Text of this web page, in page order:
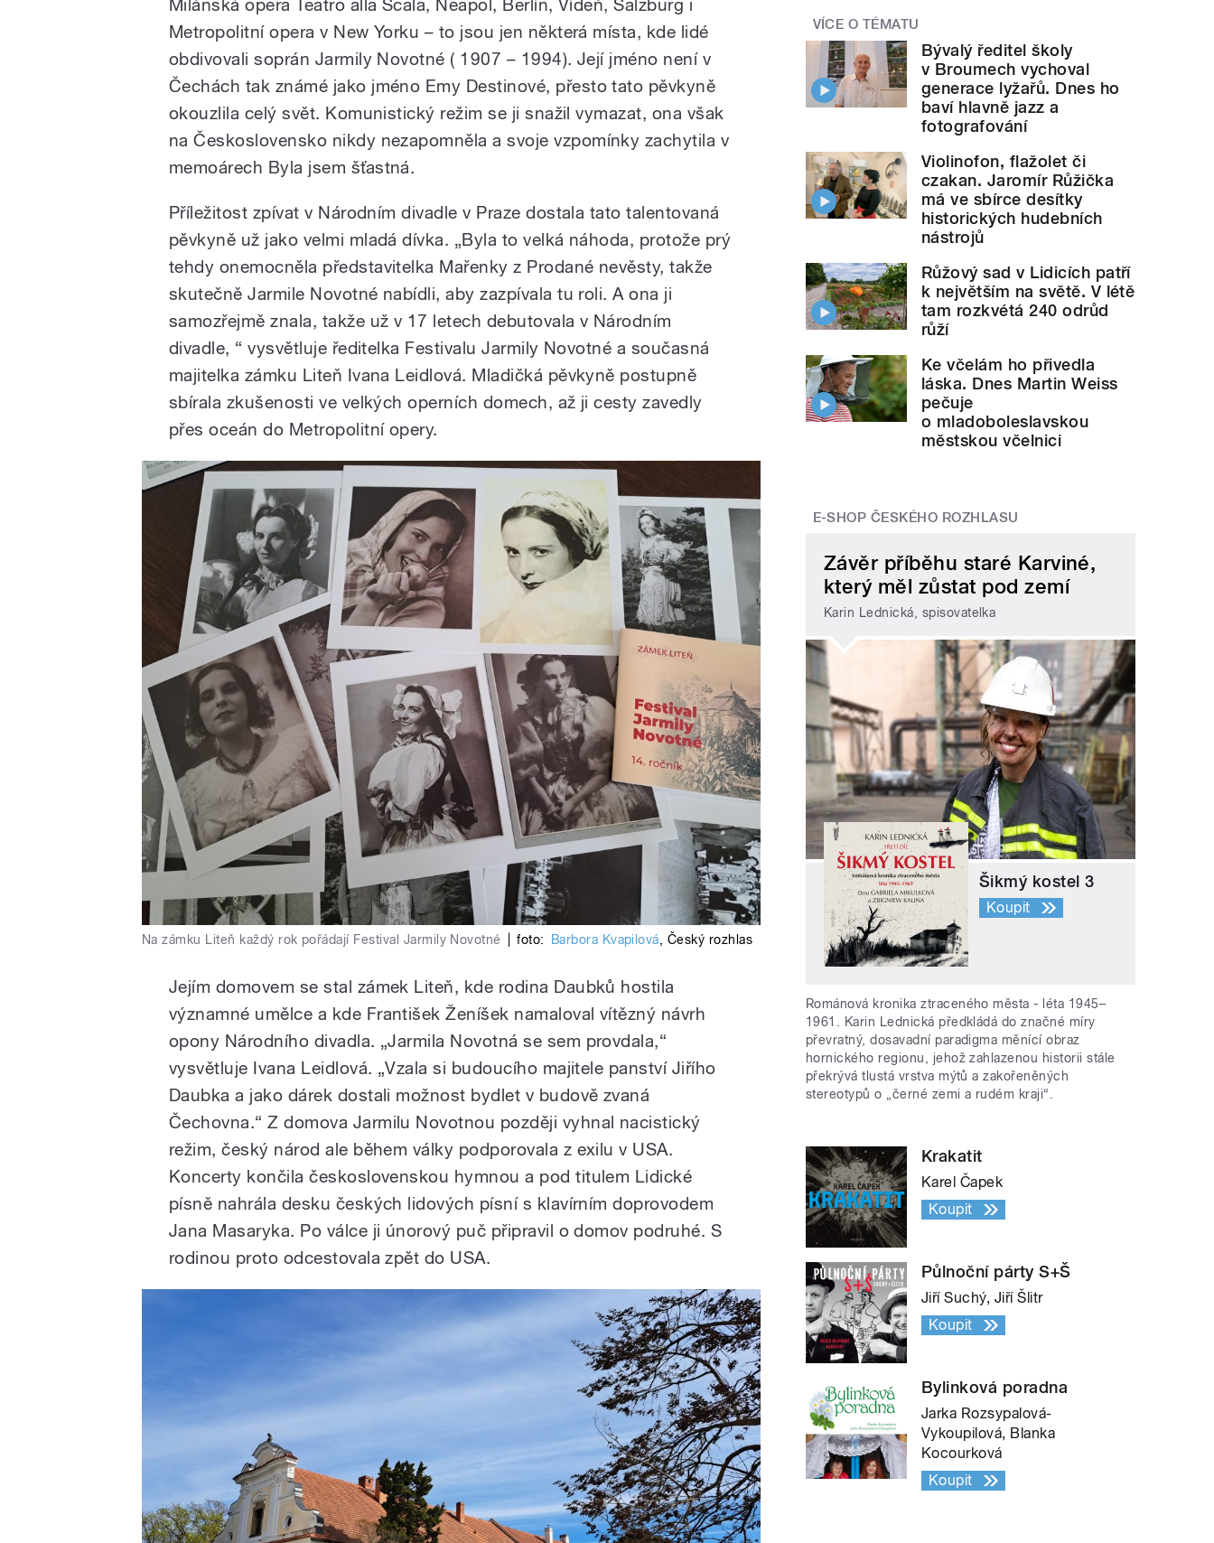
Milánská opera Teatro alla Scala, Neapol, Berlín, Vídeň, Salzburg i
Metropolitní opera v New Yorku – to jsou jen některá místa, kde lidé
obdivovali soprán Jarmily Novotné ( 1907 – 1994). Její jméno není v
Čechách tak známé jako jméno Emy Destinové, přesto tato pěvkyně
okouzlila celý svět. Komunistický režim se ji snažil vymazat, ona však
na Československo nikdy nezapomněla a svoje vzpomínky zachytila v
memoárech Byla jsem šťastná.
Příležitost zpívat v Národním divadle v Praze dostala tato talentovaná
pěvkyně už jako velmi mladá dívka. „Byla to velká náhoda, protože prý
tehdy onemocněla představitelka Mařenky z Prodané nevěsty, takže
skutečně Jarmile Novotné nabídli, aby zazpívala tu roli. A ona ji
samozřejmě znala, takže už v 17 letech debutovala v Národním
divadle, “ vysvětluje ředitelka Festivalu Jarmily Novotné a současná
majitelka zámku Liteň Ivana Leidlová. Mladičká pěvkyně postupně
sbírala zkušenosti ve velkých operních domech, až ji cesty zavedly
přes oceán do Metropolitní opery.
Na zámku Liteň každý rok pořádají Festival Jarmily Novotné foto: Barbora Kvapilová, Český rozhlas
Jejím domovem se stal zámek Liteň, kde rodina Daubků hostila
významné umělce a kde František Ženíšek namaloval vítězný návrh
opony Národního divadla. „Jarmila Novotná se sem provdala,“
vysvětluje Ivana Leidlová. „Vzala si budoucího majitele panství Jiřího
Daubka a jako dárek dostali možnost bydlet v budově zvaná
Čechovna.“ Z domova Jarmilu Novotnou později vyhnal nacistický
režim, český národ ale během války podporovala z exilu v USA.
Koncerty končila československou hymnou a pod titulem Lidické
písně nahrála desku českých lidových písní s klavírním doprovodem
Jana Masaryka. Po válce ji únorový puč připravil o domov podruhé. S
rodinou proto odcestovala zpět do USA.
VÍCE O TÉMATU
Bývalý ředitel školy
v Broumech vychoval
generace lyžařů. Dnes ho
baví hlavně jazz a
fotografování
Violinofon, flažolet či
czakan. Jaromír Růžička
má ve sbírce desítky
historických hudebních
nástrojů
Růžový sad v Lidicích patří
k největším na světě. V létě
tam rozkvétá 240 odrůd
růží
Ke včelám ho přivedla
láska. Dnes Martin Weiss
pečuje
o mladoboleslavskou
městskou včelnici
E-SHOP ČESKÉHO ROZHLASU
Závěr příběhu staré Karviné,
který měl zůstat pod zemí
Karin Lednická, spisovatelka
Šikmý kostel 3
Koupit
Románová kronika ztraceného města - léta 1945–
1961. Karin Lednická předkládá do značné míry
převratný, dosavadní paradigma měnící obraz
hornického regionu, jehož zahlazenou historii stále
překrývá tlustá vrstva mýtů a zakořeněných
stereotypů o „černé zemi a rudém kraji“.
Krakatit
Karel Čapek
Koupit
Půlnoční párty S+Š
Jiří Suchý, Jiří Šlitr
Koupit
Bylinková poradna
Jarka Rozsypalová-
Vykoupilová, Blanka
Kocourková
Koupit